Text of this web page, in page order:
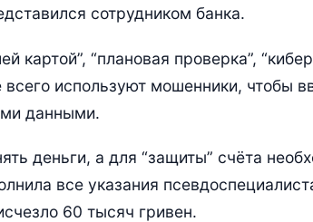
сотрудником банка.
картой”, “плановая проверка”,
используют мошенники, чтобы
данными.
деньги, а для “защиты” счёта
все указания
60 тысяч гривен.